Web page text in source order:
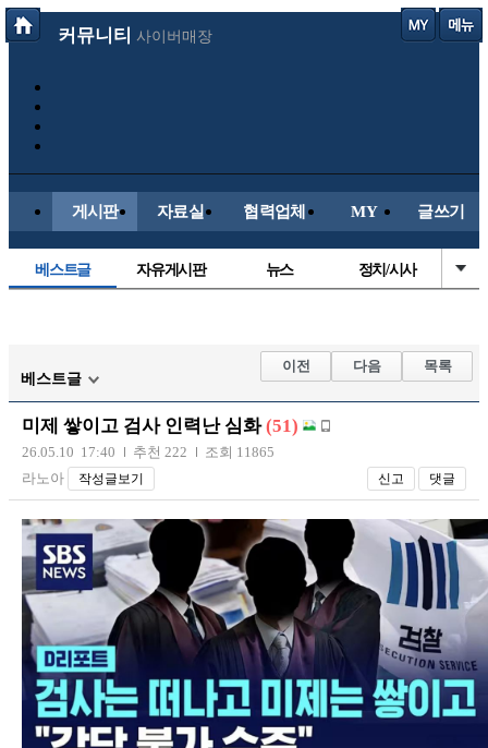
커뮤니티 사이버매장
게시판 자료실 협력업체 MY 글쓰기
베스트글 자유게시판 뉴스 정치/시사
해외축구
국내축구
베스트글
이전 다음 목록
미제 쌓이고 검사 인력난 심화 (51)
26.05.10 17:40 추천 222
조회 11865
라노아
작성글보기 신고 댓글